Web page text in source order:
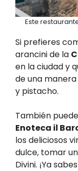
Este
Si prefieres
arancini de la
en la ciudad y
de una
y pistacho.
También
Enoteca il
los deliciosos
dulce, tomar
Divini. ¡Ya